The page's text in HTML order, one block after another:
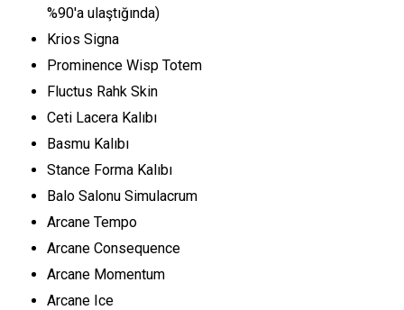
%90'a ulaştığında)
Krios Signa
Prominence Wisp Totem
Fluctus Rahk Skin
Ceti Lacera Kalıbı
Basmu Kalıbı
Stance Forma Kalıbı
Balo Salonu Simulacrum
Arcane Tempo
Arcane Consequence
Arcane Momentum
Arcane Ice